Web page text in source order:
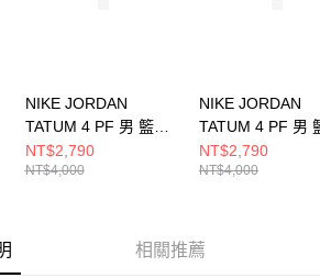
NIKE JORDAN
TATUM 4 PF 男 籃球
鞋 HQ4613002
NT$2,790
NT$4,000
NIKE JORDAN
TATUM 4 PF 男
鞋 HQ4613006
NT$2,790
NT$4,000
相關推薦